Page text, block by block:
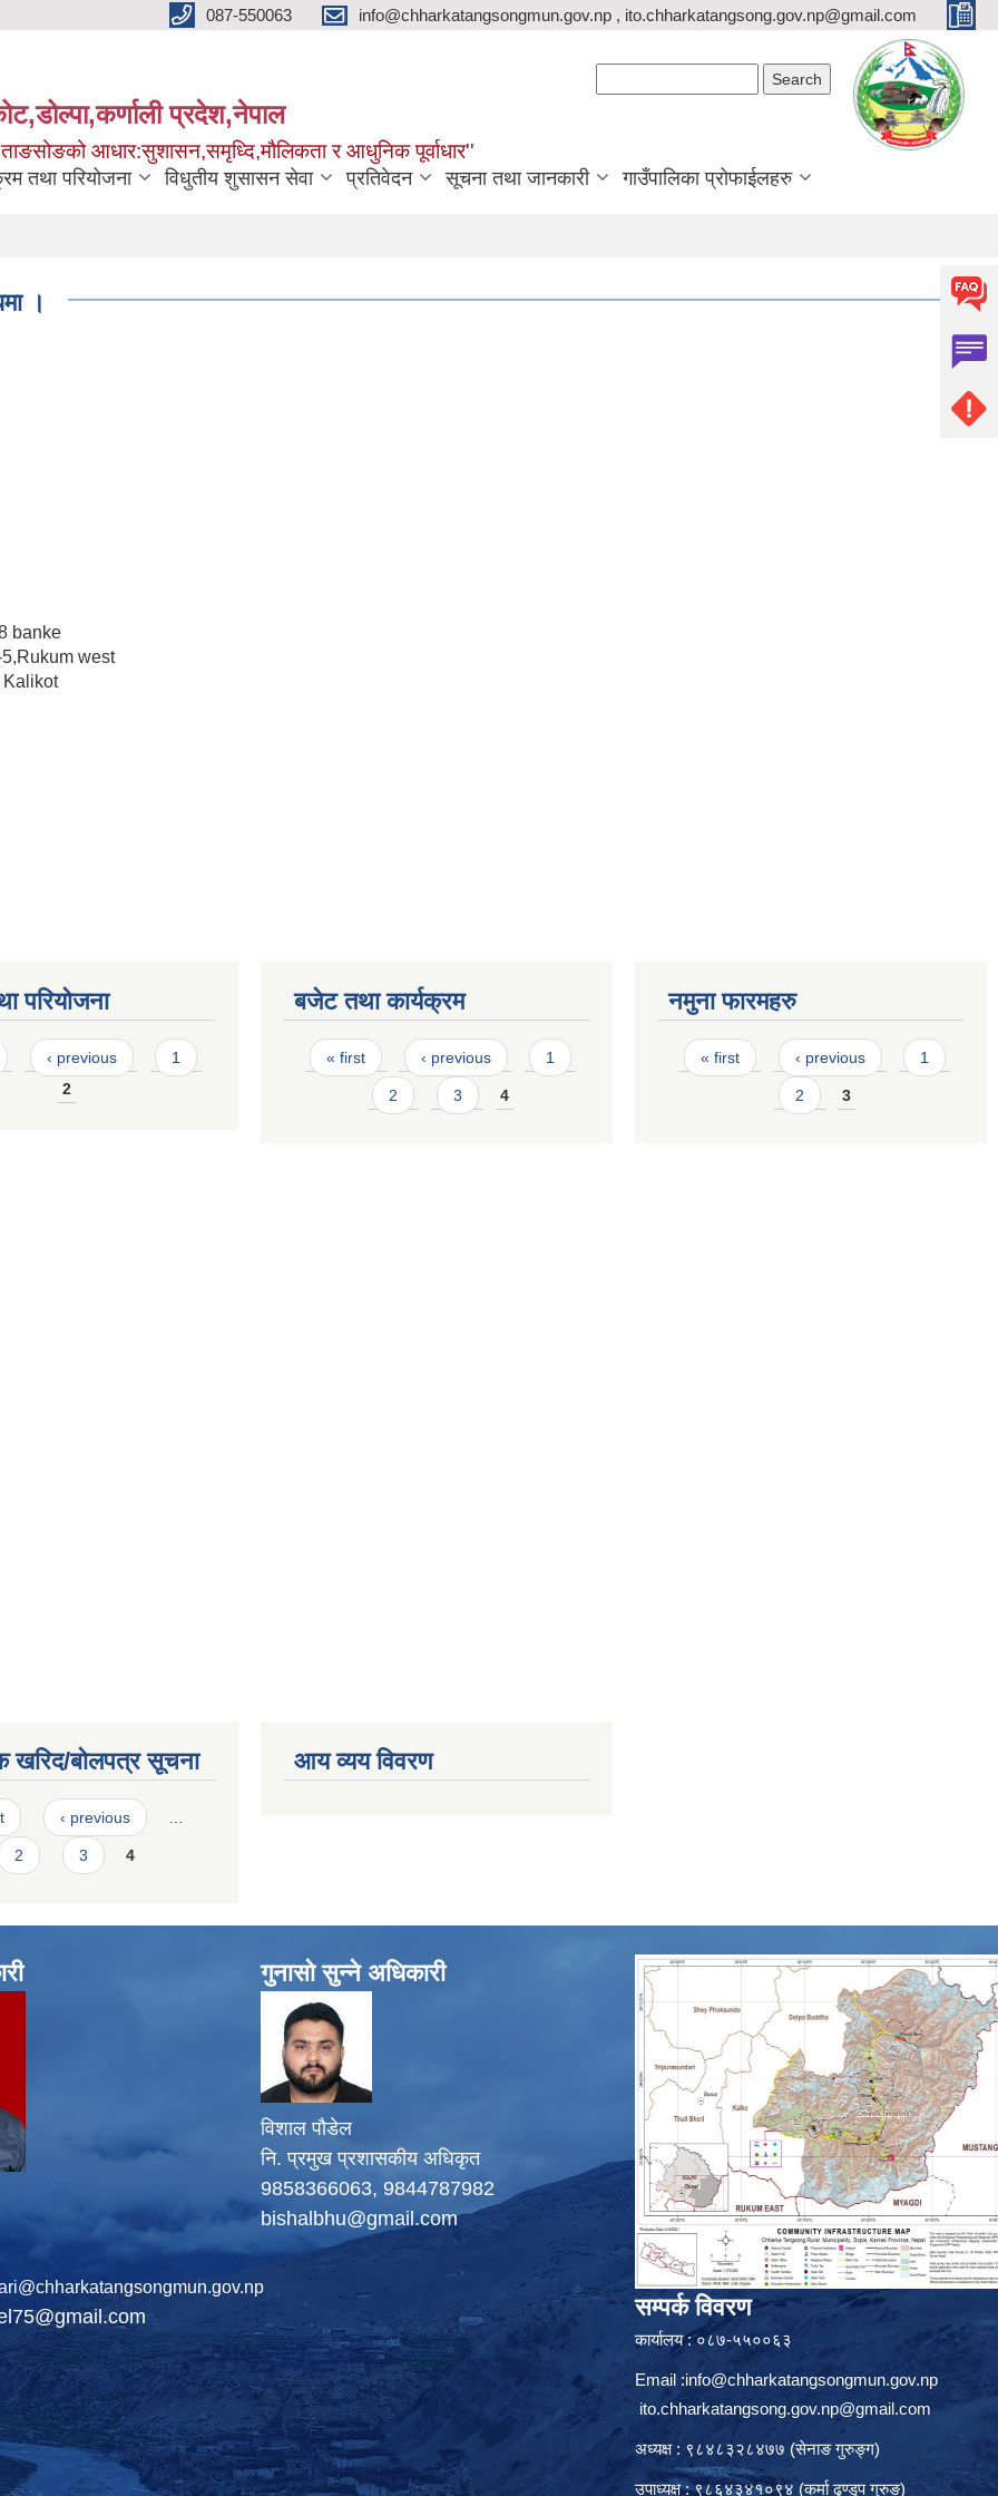
087-550063 info@chharkatangsongmun.gov.np , ito.chharkatangsong.gov.np@gmail.com
प्रदेश,नेपाल
आधार:सुशासन,समृध्दि,मौलिकता र आधुनिक पूर्वाधार''
तथा परियोजना विधुतीय शुसासन सेवा प्रतिवेदन सूचना तथा जानकारी गाउँपालिका प्रोफाईलहरु
।
banke
west
Kalikot
परियोजना
‹ previous
1
2
बजेट तथा कार्यक्रम
Pages
« first ‹ previous 1
2 3 4
नमुना फारमहरु
Pages
« first ‹ previous 1
2 3
खरिद/बोलपत्र सूचना
‹ previous
2 3 4
आय व्यय विवरण
गुनासो सुन्ने अधिकारी
विशाल पौडेल
नि. प्रमुख प्रशासकीय अधिकृत
9858366063, 9844787982
bishalbhu@gmail.com
सम्पर्क विवरण
कार्यालय : ०८७-५५००६३
Email :info@chharkatangsongmun.gov.np
ito.chharkatangsong.gov.np@gmail.com
अध्यक्ष : ९८४८३२८४७७ (सेनाङ गुरुङ्ग)
उपाध्यक्ष : ९८६४३४१०९४ (कर्मा ढुण्डुप गुरुङ)